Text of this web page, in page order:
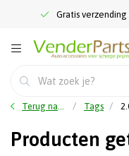
Gratis verzending
Terug naar home Tags
Producten